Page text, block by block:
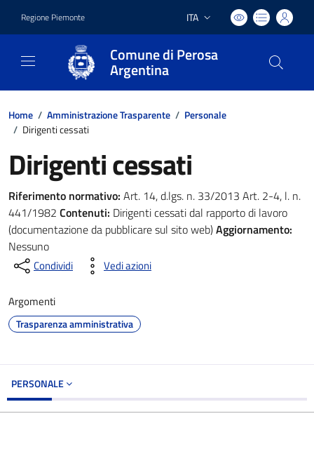
Regione Piemonte Lingua attiva:
ITA
Comune di Perosa
Argentina
Home / Amministrazione Trasparente / Personale
/ Dirigenti cessati
Dirigenti cessati
Riferimento normativo: Art. 14, d.lgs. n. 33/2013 Art. 2-4, l. n.
441/1982 Contenuti: Dirigenti cessati dal rapporto di lavoro
(documentazione da pubblicare sul sito web)Aggiornamento:
Nessuno
Condividi Vedi azioni
Argomenti
Trasparenza amministrativa
PERSONALE